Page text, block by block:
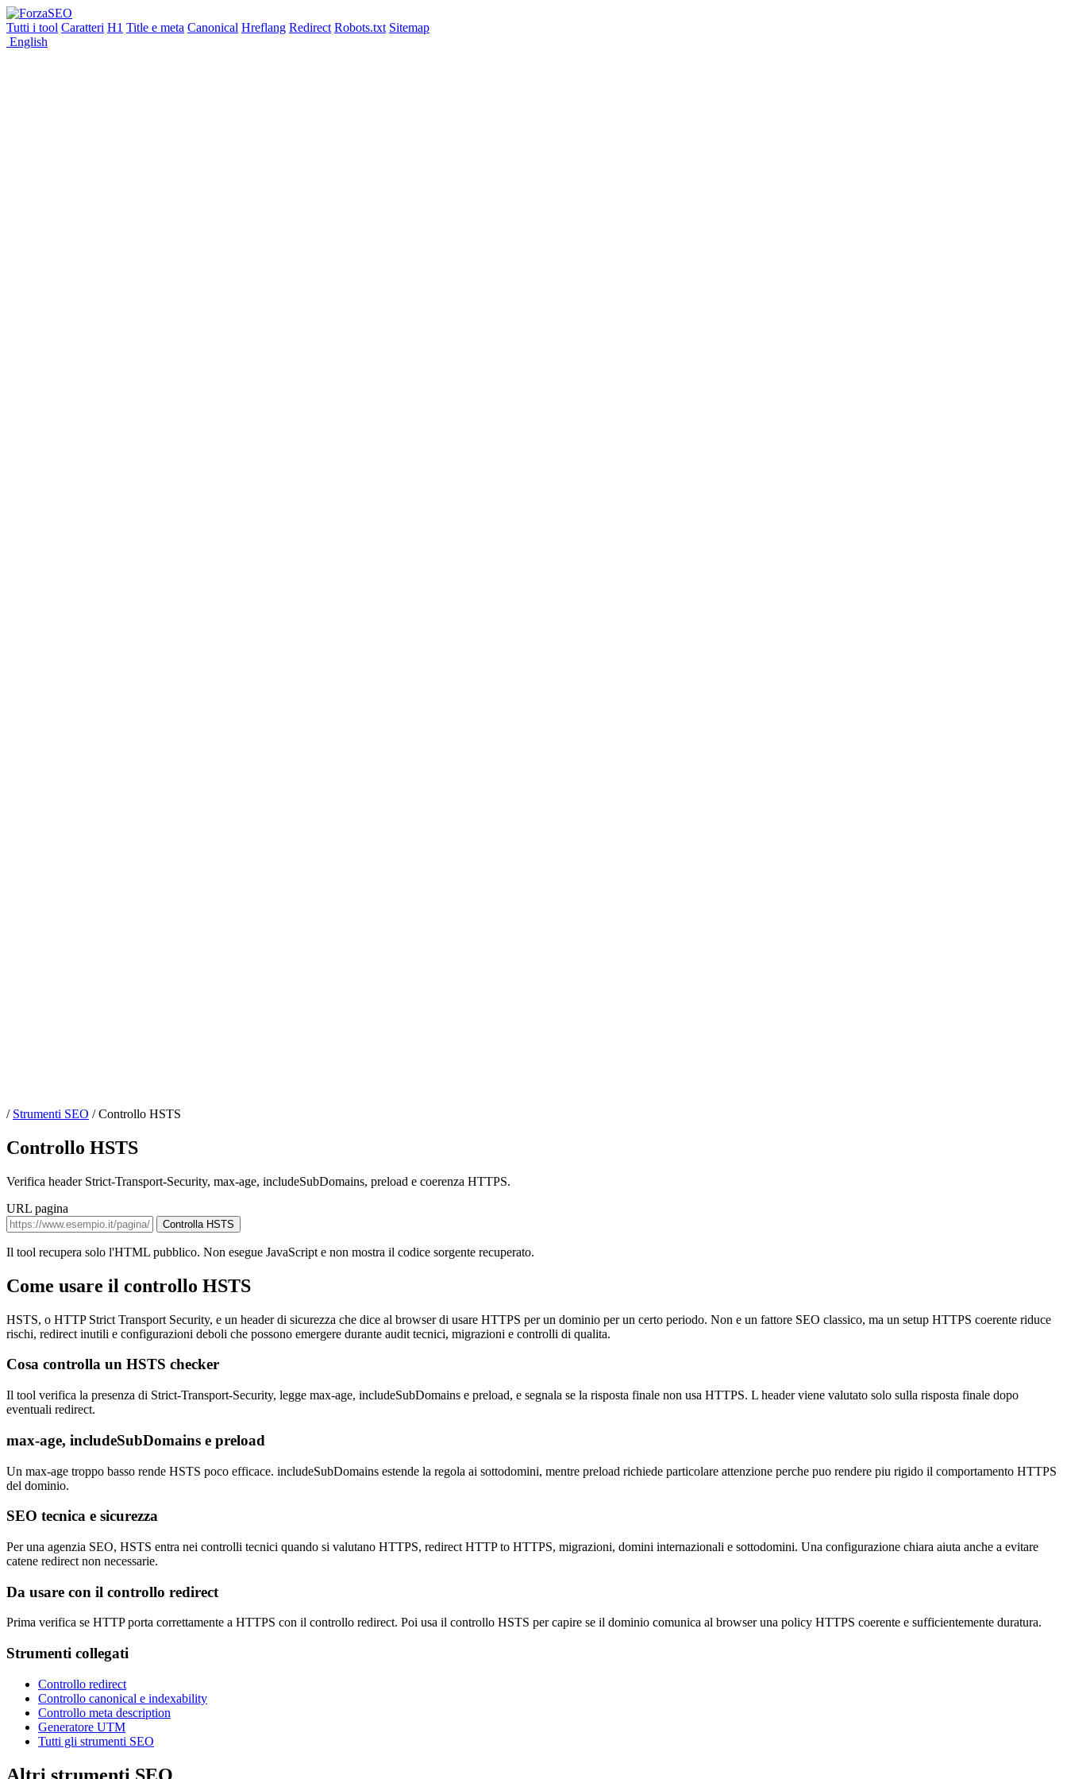
Tutti i tool Caratteri H1 Title e meta Canonical Hreflang Redirect Robots.txt Sitemap
English
/ Strumenti SEO / Controllo HSTS
Controllo HSTS
Verifica header Strict-Transport-Security, max-age, includeSubDomains, preload e coerenza HTTPS.
URL pagina
Controlla HSTS
Il tool recupera solo l'HTML pubblico. Non esegue JavaScript e non mostra il codice sorgente recuperato.
Come usare il controllo HSTS
HSTS, o HTTP Strict Transport Security, e un header di sicurezza che dice al browser di usare HTTPS per un dominio per un certo periodo. Non e un fattore SEO classico, ma un setup HTTPS coerente riduce
rischi, redirect inutili e configurazioni deboli che possono emergere durante audit tecnici, migrazioni e controlli di qualita.
Cosa controlla un HSTS checker
Il tool verifica la presenza di Strict-Transport-Security, legge max-age, includeSubDomains e preload, e segnala se la risposta finale non usa HTTPS. L header viene valutato solo sulla risposta finale dopo
eventuali redirect.
max-age, includeSubDomains e preload
Un max-age troppo basso rende HSTS poco efficace. includeSubDomains estende la regola ai sottodomini, mentre preload richiede particolare attenzione perche puo rendere piu rigido il comportamento HTTPS
del dominio.
SEO tecnica e sicurezza
Per una agenzia SEO, HSTS entra nei controlli tecnici quando si valutano HTTPS, redirect HTTP to HTTPS, migrazioni, domini internazionali e sottodomini. Una configurazione chiara aiuta anche a evitare
catene redirect non necessarie.
Da usare con il controllo redirect
Prima verifica se HTTP porta correttamente a HTTPS con il controllo redirect. Poi usa il controllo HSTS per capire se il dominio comunica al browser una policy HTTPS coerente e sufficientemente duratura.
Strumenti collegati
Controllo redirect
Controllo canonical e indexability
Controllo meta description
Generatore UTM
Tutti gli strumenti SEO
Altri strumenti SEO